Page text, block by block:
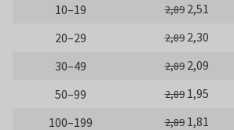
10–19
2,89 2,51
20–29
2,89 2,30
30–49
2,89 2,09
50–99
2,89 1,95
100–199
2,89 1,81